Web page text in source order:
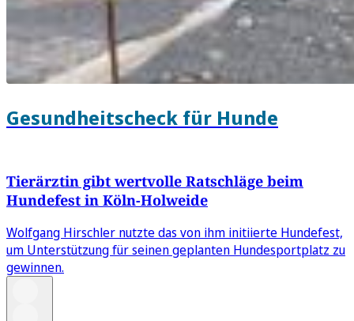
Gesundheitscheck für Hunde
Tierärztin gibt wertvolle Ratschläge beim
Hundefest in Köln-Holweide
Wolfgang Hirschler nutzte das von ihm initiierte Hundefest,
um Unterstützung für seinen geplanten Hundesportplatz zu
gewinnen.